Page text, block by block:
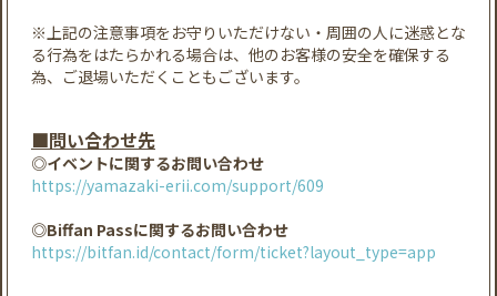
※上記の注意事項をお守りいただけない・周囲の人に迷惑とな
る行為をはたらかれる場合は、他のお客様の安全を確保する
為、ご退場いただくこともございます。
■問い合わせ先
◎イベントに関するお問い合わせ
https://yamazaki-erii.com/support/609
◎Biffan Passに関するお問い合わせ
https://bitfan.id/contact/form/ticket?layout_type=app